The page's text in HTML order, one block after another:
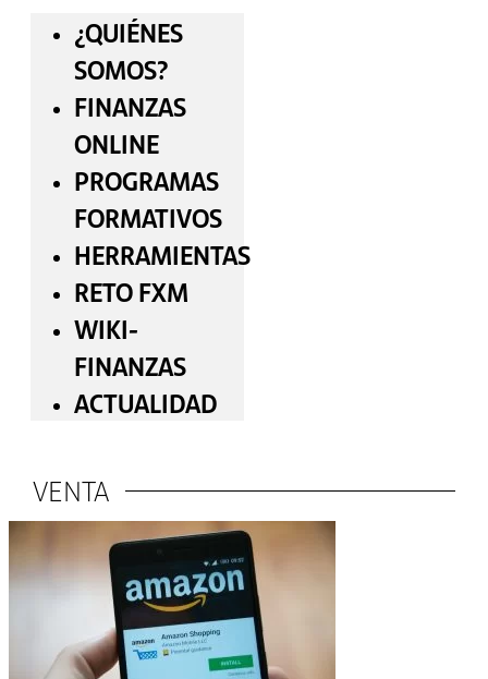
¿QUIÉNES
SOMOS?
FINANZAS
ONLINE
PROGRAMAS
FORMATIVOS
HERRAMIENTAS
RETO FXM
WIKI-
FINANZAS
ACTUALIDAD
VENTA